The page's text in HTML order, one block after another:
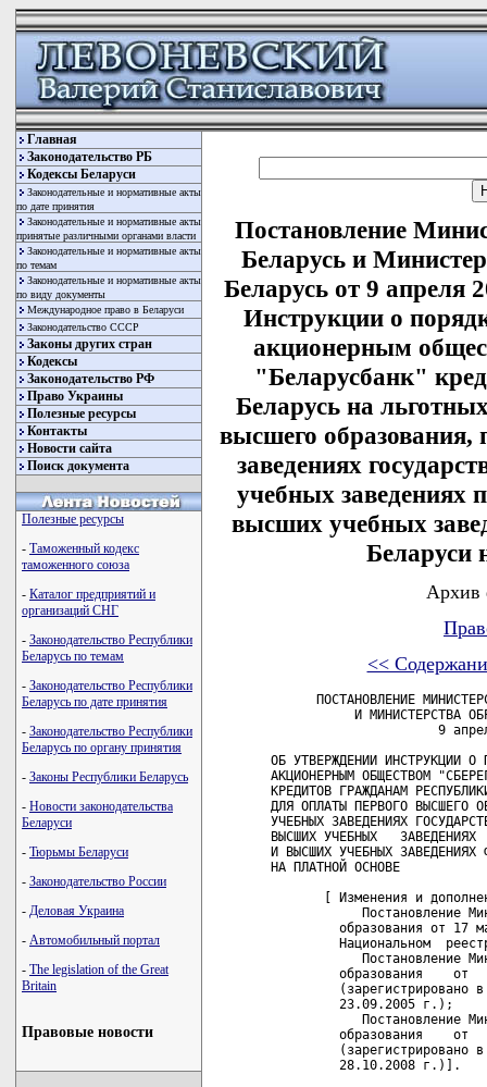
Главная
Законодательство РБ
Кодексы Беларуси
Законодательные и нормативные акты
по дате принятия
Законодательные и нормативные акты
принятые различными органами власти
Законодательные и нормативные акты
по темам
Законодательные и нормативные акты
по виду документы
Международное право в Беларуси
Законодательство СССР
Законы других стран
Кодексы
Законодательство РФ
Право Украины
Полезные ресурсы
Контакты
Новости сайта
Поиск документа
Полезные ресурсы
- Таможенный кодекс
таможенного союза
- Каталог предприятий и
организаций СНГ
- Законодательство Республики
Беларусь по темам
- Законодательство Республики
Беларусь по дате принятия
- Законодательство Республики
Беларусь по органу принятия
- Законы Республики Беларусь
- Новости законодательства
Беларуси
- Тюрьмы Беларуси
- Законодательство России
- Деловая Украина
- Автомобильный портал
- The legislation of the Great
Britain
Правовые новости
Постановление
Беларусь и
Беларусь от 9 апреля
Инструкции о
акционерным
"Беларусбанк"
Беларусь на
высшего
заведениях
учебных заведениях
высших учебных
Беларуси
Архив
<<
ПОСТАНОВЛЕНИЕ
И МИНИСТЕРСТВА
9
ОБ УТВЕРЖДЕНИИ ИНСТРУКЦИИ О
АКЦИОНЕРНЫМ ОБЩЕСТВОМ
КРЕДИТОВ ГРАЖДАНАМ
ДЛЯ ОПЛАТЫ ПЕРВОГО ВЫСШЕГО
УЧЕБНЫХ ЗАВЕДЕНИЯХ
ВЫСШИХ УЧЕБНЫХ   ЗАВЕДЕНИЯХ
И ВЫСШИХ УЧЕБНЫХ ЗАВЕДЕНИЯХ
НА ПЛАТНОЙ ОСНОВЕ
[ Изменения и
Постановление
образования от 17
Национальном
Постановление
образования    от
(зарегистрировано
         23.09.2005 г.);
Постановление
образования    от
(зарегистрировано
         28.10.2008 г.)].